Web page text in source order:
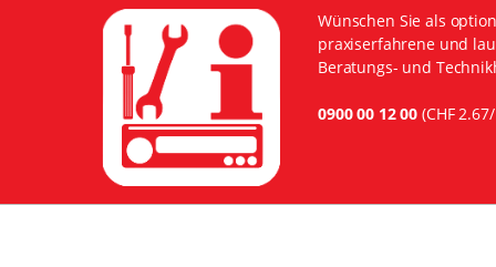
Wünschen Sie als
praxiserfahrene und
Beratungs- und
0900 00 12 00 (CHF